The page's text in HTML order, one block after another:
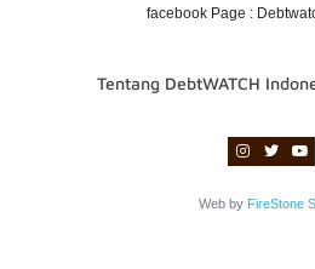
facebook Page :
Tentang DebtWATCH
Web by FireStone